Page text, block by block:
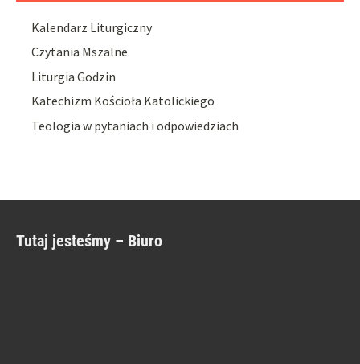
Kalendarz Liturgiczny
Czytania Mszalne
Liturgia Godzin
Katechizm Kościoła Katolickiego
Teologia w pytaniach i odpowiedziach
Tutaj jesteśmy – Biuro